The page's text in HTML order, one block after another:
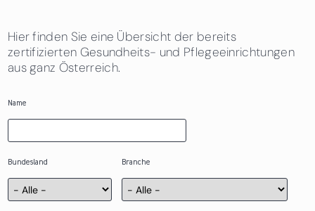
Das sind wir
News & Events
Hier finden Sie eine Übersicht der bereits
zertifizierten Gesundheits- und Pflegeeinrichtungen
aus ganz Österreich.
Name
Bundesland Branche